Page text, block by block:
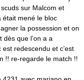
sur Malcom et
était mené le bloc
la possession et on
que l’on a a
redescendu et c’est
!! re-regarde le match !!